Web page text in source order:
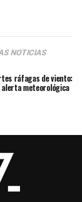
NOTICIAS
ráfagas de viento:
alerta meteorológica